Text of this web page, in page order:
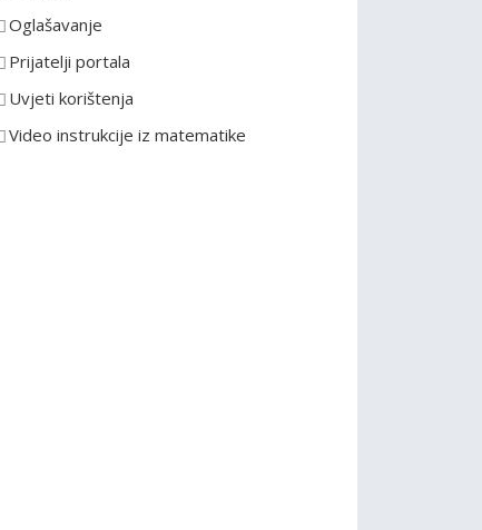
i
j
e
Oglašavanje
Prijatelji portala
Uvjeti korištenja
Video instrukcije iz matematike